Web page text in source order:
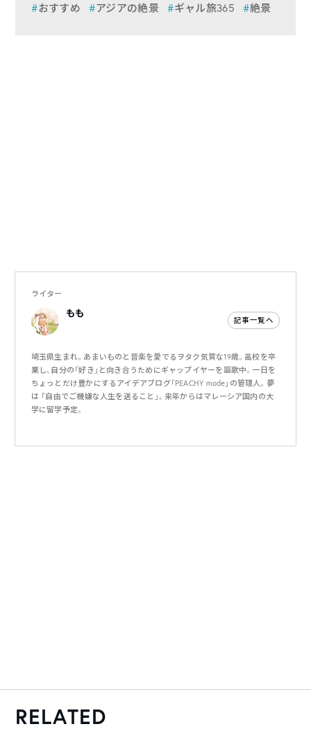
おすすめ アジアの絶景 ギャル旅365 絶景
ライター
もも
記事一覧へ
埼玉県生まれ。あまいものと音楽を愛でるヲタク気質な19歳。高校を卒
業し、自分の「好き」と向き合うためにギャップイヤーを謳歌中。一日を
ちょっとだけ豊かにするアイデアブログ「PEACHY mode」の管理人。夢
は 「自由でご機嫌な人生を送ること」。来年からはマレーシア国内の大
学に留学予定。
RELATED